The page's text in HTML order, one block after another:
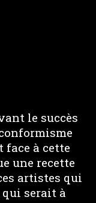
le succès
face à cette
une recette
artistes qui
qui serait à